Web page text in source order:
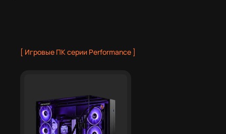
[ Игровые ПК серии Performance ]